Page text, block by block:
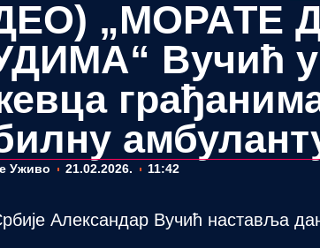
„МОРАТЕ
Вучић у
Уживо 21.02.2026. 11:42
Александар Вучић наставља